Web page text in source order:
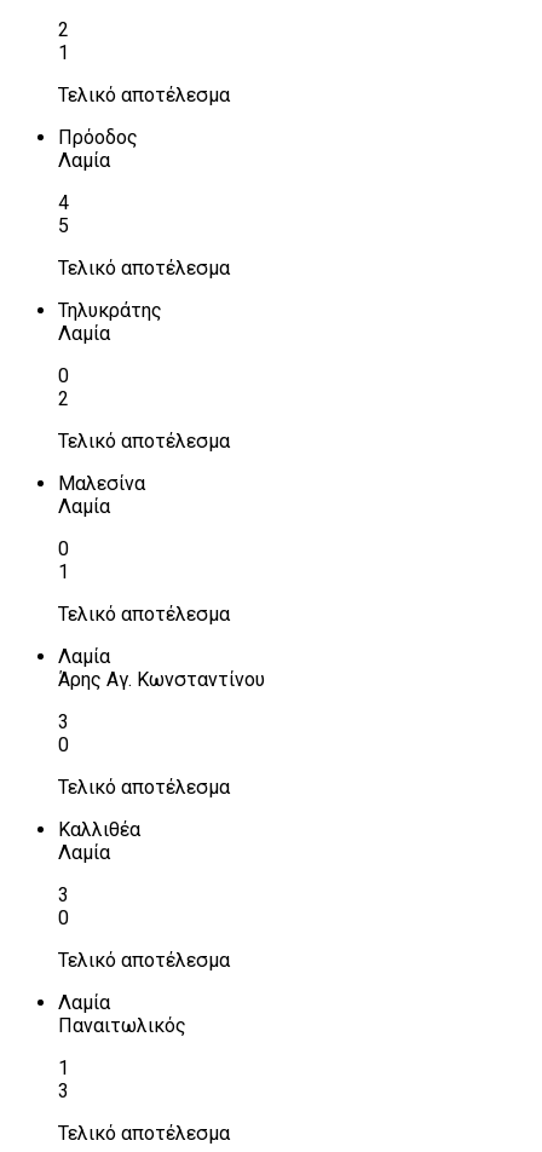
2
1
Τελικό αποτέλεσμα
Πρόοδος
Λαμία
4
5
Τελικό αποτέλεσμα
Τηλυκράτης
Λαμία
0
2
Τελικό αποτέλεσμα
Μαλεσίνα
Λαμία
0
1
Τελικό αποτέλεσμα
Λαμία
Άρης Αγ. Κωνσταντίνου
3
0
Τελικό αποτέλεσμα
Καλλιθέα
Λαμία
3
0
Τελικό αποτέλεσμα
Λαμία
Παναιτωλικός
1
3
Τελικό αποτέλεσμα